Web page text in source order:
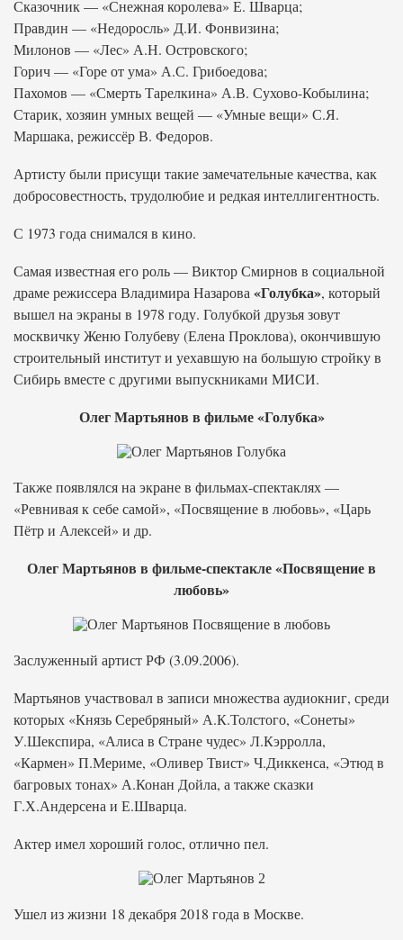
Сказочник — «Снежная королева» Е. Шварца;
Правдин — «Недоросль» Д.И. Фонвизина;
Милонов — «Лес» А.Н. Островского;
Горич — «Горе от ума» А.С. Грибоедова;
Пахомов — «Смерть Тарелкина» А.В. Сухово-Кобылина;
Старик, хозяин умных вещей — «Умные вещи» С.Я.
Маршака, режиссёр В. Федоров.
Артисту были присущи такие замечательные качества, как
добросовестность, трудолюбие и редкая интеллигентность.
С 1973 года снимался в кино.
Самая известная его роль — Виктор Смирнов в социальной
драме режиссера Владимира Назарова «Голубка», который
вышел на экраны в 1978 году. Голубкой друзья зовут
москвичку Женю Голубеву (Елена Проклова), окончившую
строительный институт и уехавшую на большую стройку в
Сибирь вместе с другими выпускниками МИСИ.
Олег Мартьянов в фильме «Голубка»
Также появлялся на экране в фильмах-спектаклях —
«Ревнивая к себе самой», «Посвящение в любовь», «Царь
Пётр и Алексей» и др.
Олег Мартьянов в фильме-спектакле «Посвящение в
любовь»
Заслуженный артист РФ (3.09.2006).
Мартьянов участвовал в записи множества аудиокниг, среди
которых «Князь Серебряный» А.К.Толстого, «Сонеты»
У.Шекспира, «Алиса в Стране чудес» Л.Кэрролла,
«Кармен» П.Мериме, «Оливер Твист» Ч.Диккенса, «Этюд в
багровых тонах» А.Конан Дойла, а также сказки
Г.Х.Андерсена и Е.Шварца.
Актер имел хороший голос, отлично пел.
Ушел из жизни 18 декабря 2018 года в Москве.